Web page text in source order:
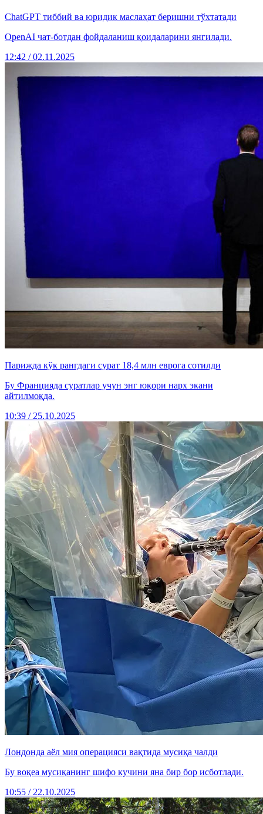
ChatGPT тиббий ва юридик маслаҳат беришни тўхтатади
OpenAI чат-ботдан фойдаланиш қоидаларини янгилади.
12:42 / 02.11.2025
Парижда кўк рангдаги сурат 18,4 млн еврога сотилди
Бу Францияда суратлар учун энг юқори нарх экани
айтилмоқда.
10:39 / 25.10.2025
Лондонда аёл мия операцияси вақтида мусиқа чалди
Бу воқеа мусиқанинг шифо кучини яна бир бор исботлади.
10:55 / 22.10.2025